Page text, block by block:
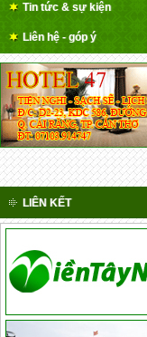
Tin tức & sự kiện
Liên hệ - góp ý
LIÊN KẾT